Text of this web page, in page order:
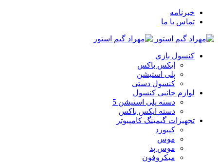
خبرنامه
تماس با ما
کنسول بازی
ایکس باکس
پلی استیشن
کنسول دستی
لوازم جانبی کنسول
دسته پلی استیشن 5
دسته ایکس باکس
تجهیزات گیمینگ کامپیوتر
کیبورد
موس
موس پد
میکروفون